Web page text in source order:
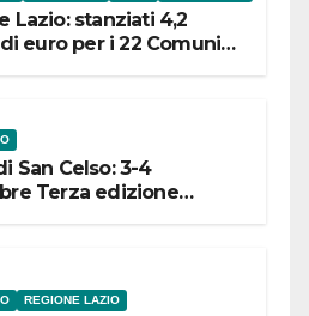
Lazio: stanziati 4,2
euro per i 22 Comuni
San Celso: 3-4
Terza edizione
REGIONE LAZIO